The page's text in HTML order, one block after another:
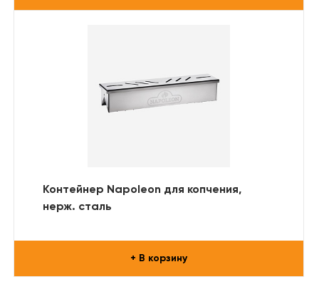
Контейнер Napoleon для копчения,
нерж. сталь
+ В корзину